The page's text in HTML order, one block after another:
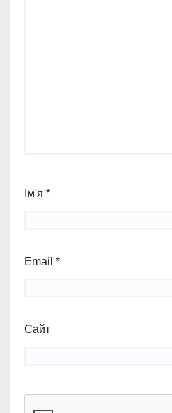
Ім'я *
Email *
Сайт